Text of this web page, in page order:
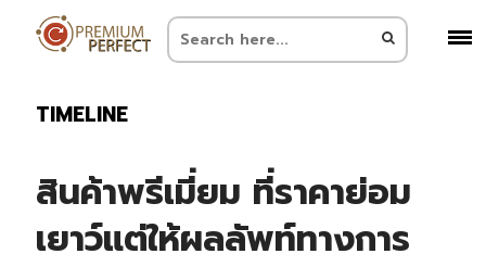
TIMELINE
สินค้าพรีเมี่ยม ที่ราคาย่อม
เยาว์แต่ให้ผลลัพท์ทางการ